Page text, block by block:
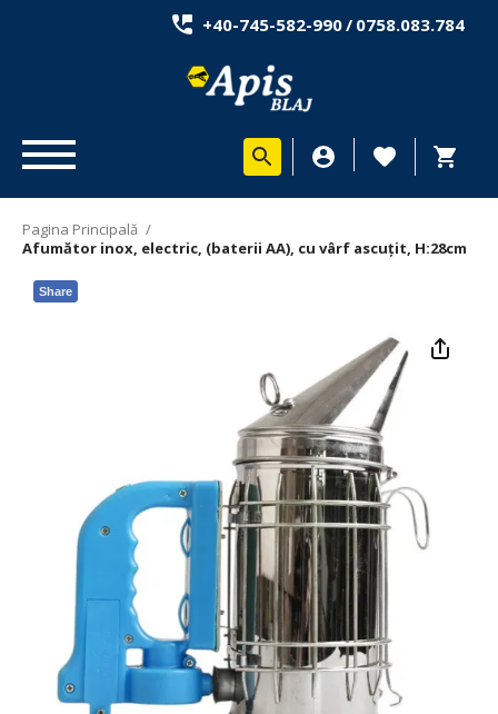
+40-745-582-990/ 0758.083.784
Pagina Principală /
Afumător inox, electric, (baterii AA), cu vârf ascuțit, H:28cm
Share